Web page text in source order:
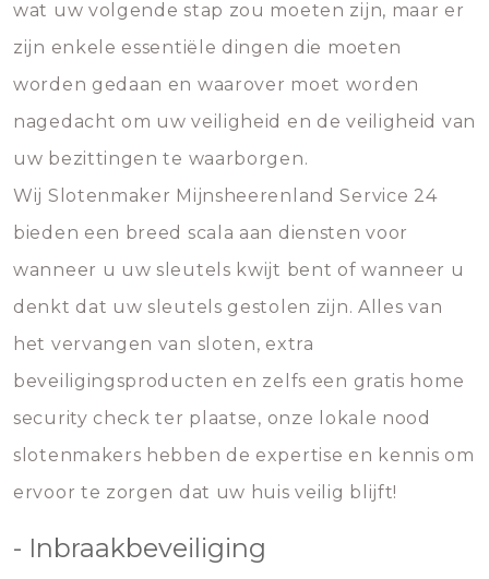
wat uw volgende stap zou moeten zijn, maar er
zijn enkele essentiële dingen die moeten
worden gedaan en waarover moet worden
nagedacht om uw veiligheid en de veiligheid van
uw bezittingen te waarborgen.
Wij Slotenmaker Mijnsheerenland Service 24
bieden een breed scala aan diensten voor
wanneer u uw sleutels kwijt bent of wanneer u
denkt dat uw sleutels gestolen zijn. Alles van
het vervangen van sloten, extra
beveiligingsproducten en zelfs een gratis home
security check ter plaatse, onze lokale nood
slotenmakers hebben de expertise en kennis om
ervoor te zorgen dat uw huis veilig blijft!
- Inbraakbeveiliging